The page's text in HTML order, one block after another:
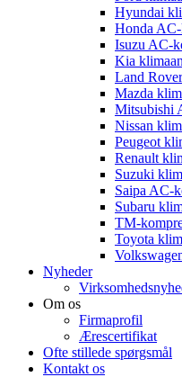
Hyundai
Honda
Isuzu AC-
Kia
Land
Mazda
Mitsubishi
Nissan
Peugeot
Renault
Suzuki
Saipa AC-
Subaru
TM-
Toyota
Nyheder
Om os
Firmaprofil
Ærescertifikat
Ofte stillede spørgsmål
Kontakt os